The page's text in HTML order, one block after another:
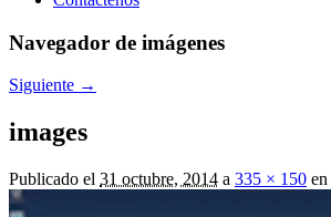
Navegador de imágenes
Siguiente →
images
Publicado el 31 octubre, 2014 a 335 × 150 en